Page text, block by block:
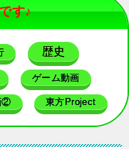
す♪
歴史
ゲーム動画
② 東方Project